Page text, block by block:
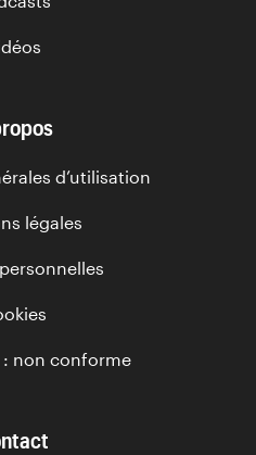
d’utilisation
légales
non conforme